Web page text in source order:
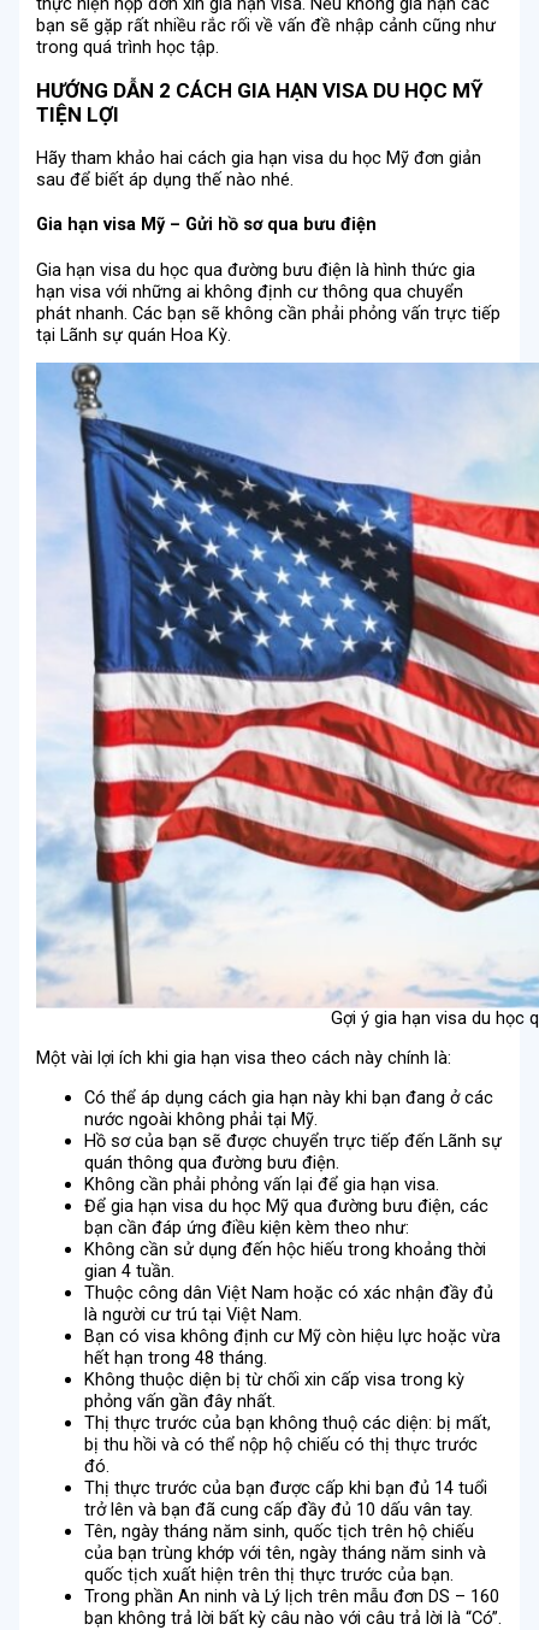
bạn sẽ gặp rất nhiều rắc rối về vấn đề nhập cảnh cũng như
trong quá trình học tập.
HƯỚNG DẪN 2 CÁCH GIA HẠN VISA DU HỌC MỸ
TIỆN LỢI
Hãy tham khảo hai cách gia hạn visa du học Mỹ đơn giản
sau để biết áp dụng thế nào nhé.
Gia hạn visa Mỹ – Gửi hồ sơ qua bưu điện
Gia hạn visa du học qua đường bưu điện là hình thức gia
hạn visa với những ai không định cư thông qua chuyển
phát nhanh. Các bạn sẽ không cần phải phỏng vấn trực tiếp
tại Lãnh sự quán Hoa Kỳ.
Gợi ý gia hạn visa du học
Một vài lợi ích khi gia hạn visa theo cách này chính là:
Có thể áp dụng cách gia hạn này khi bạn đang ở các
nước ngoài không phải tại Mỹ.
Hồ sơ của bạn sẽ được chuyển trực tiếp đến Lãnh sự
quán thông qua đường bưu điện.
Không cần phải phỏng vấn lại để gia hạn visa.
Để gia hạn visa du học Mỹ qua đường bưu điện, các
bạn cần đáp ứng điều kiện kèm theo như:
Không cần sử dụng đến hộc hiếu trong khoảng thời
gian 4 tuần.
Thuộc công dân Việt Nam hoặc có xác nhận đầy đủ
là người cư trú tại Việt Nam.
Bạn có visa không định cư Mỹ còn hiệu lực hoặc vừa
hết hạn trong 48 tháng.
Không thuộc diện bị từ chối xin cấp visa trong kỳ
phỏng vấn gần đây nhất.
Thị thực trước của bạn không thuộ các diện: bị mất,
bị thu hồi và có thể nộp hộ chiếu có thị thực trước
đó.
Thị thực trước của bạn được cấp khi bạn đủ 14 tuổi
trở lên và bạn đã cung cấp đầy đủ 10 dấu vân tay.
Tên, ngày tháng năm sinh, quốc tịch trên hộ chiếu
của bạn trùng khớp với tên, ngày tháng năm sinh và
quốc tịch xuất hiện trên thị thực trước của bạn.
Trong phần An ninh và Lý lịch trên mẫu đơn DS – 160
bạn không trả lời bất kỳ câu nào với câu trả lời là “Có”.